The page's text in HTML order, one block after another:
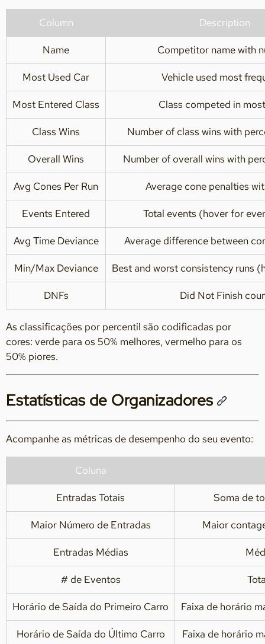
Column Description
Name Competitor name with
Most Used Car Vehicle used most
Most Entered Class Class competed in
Class Wins Number of class wins with
Overall Wins Number of overall wins with
Avg Cones Per Run Average cone penalties
Events Entered Total events (hover for
Avg Time Deviance Average difference between
Min/Max Deviance Best and worst consistency runs
DNFs Did Not Finish
As classificações por percentil são codificadas por
cores: verde para os 50% melhores, vermelho para os
50% piores.
Estatísticas de Organizadores
Acompanhe as métricas de desempenho do seu evento:
Coluna
Entradas Totais Soma de
Maior Número de Entradas Maior
Entradas Médias
# de Eventos
Horário de Saída do Primeiro Carro Faixa de horário
Horário de Saída do Último Carro Faixa de horário